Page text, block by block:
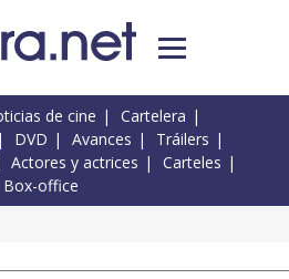
de cine
Cartelera
DVD Avances
Tráilers
Actores y actrices
Carteles
Box-office